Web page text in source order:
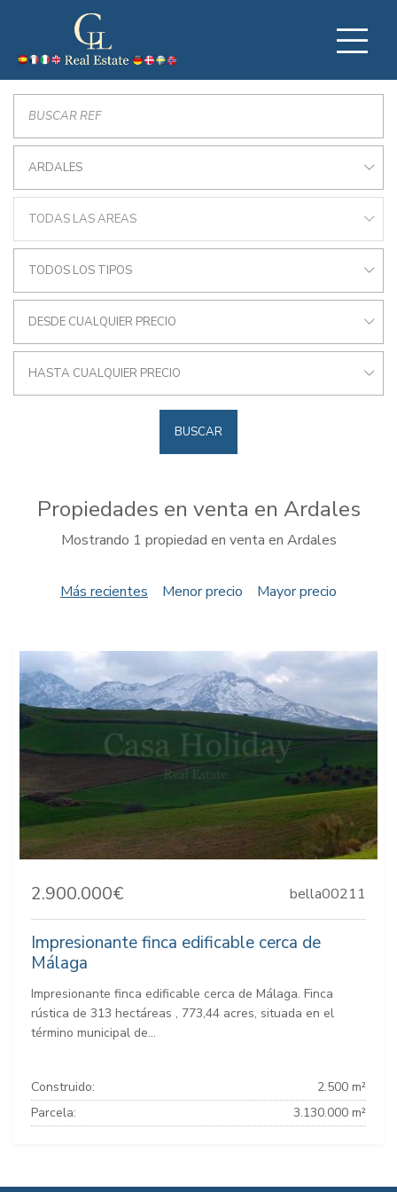
ARDALES
TODAS LAS AREAS
TODOS LOS TIPOS
DESDE CUALQUIER PRECIO
HASTA CUALQUIER PRECIO
BUSCAR
Propiedades en venta en Ardales
Mostrando 1 propiedad en venta en Ardales
Más recientes Menor precio Mayor precio
2.900.000€ bella00211
Impresionante finca edificable cerca de
Málaga
Impresionante finca edificable cerca de Málaga. Finca
rústica de 313 hectáreas , 773,44 acres, situada en el
término municipal de...
Construido:
2.500 m²
Parcela:
3.130.000 m²